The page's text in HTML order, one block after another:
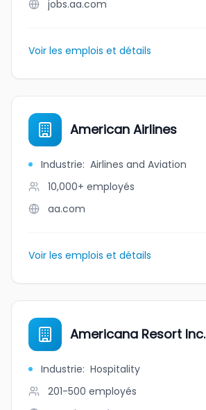
jobs.aa.com
Voir les emplois et détails
American Airlines
Industrie: Airlines and Aviation
10,000+ employés
aa.com
Voir les emplois et détails
Americana Resort Inc.
Industrie: Hospitality
201-500 employés